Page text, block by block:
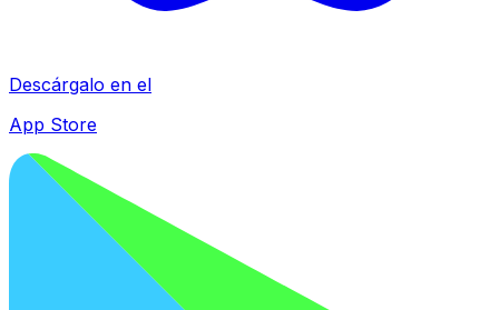
Descárgalo en el
App Store